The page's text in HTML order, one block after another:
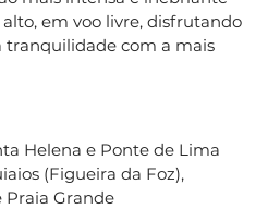
em voo livre, disfrutando
com a mais
Helena e Ponte de Lima
(Figueira da Foz),
Praia Grande